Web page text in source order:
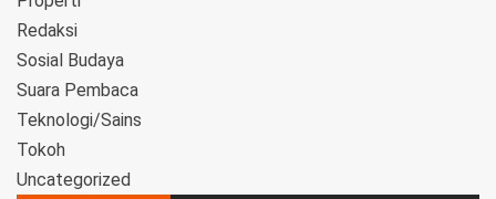
Redaksi
Sosial Budaya
Suara Pembaca
Teknologi/Sains
Tokoh
Uncategorized